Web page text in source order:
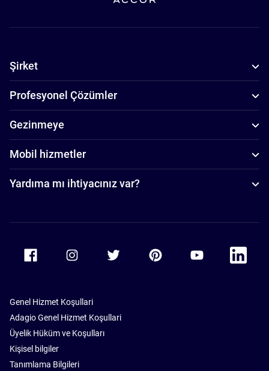
Şirket
Profesyonel Çözümler
Gezinmeye
Mobil hizmetler
Yardıma mı ihtiyacınız var?
Accor Facebook Accor TwitterAccor PinterestAccor Youtube
Accor
Genel Hizmet Koşullari
Adagio Genel Hizmet Koşullari
Üyelik Hüküm ve Koşulları
Kişisel bilgiler
Tanımlama Bilgileri